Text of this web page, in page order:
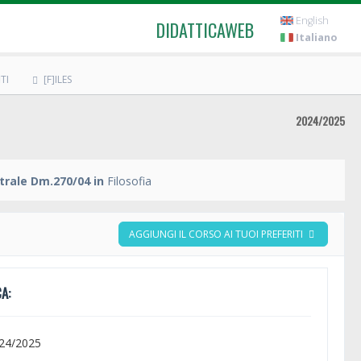
DIDATTICAWEB
English
Italiano
[F]ILES
2024/2025
Dm.270/04 in Filosofia
AGGIUNGI IL CORSO AI TUOI PREFERITI
2025